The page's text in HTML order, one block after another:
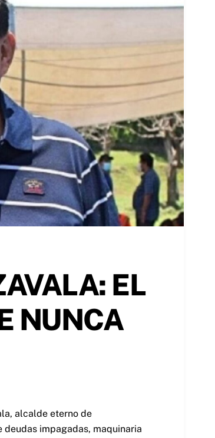
EL
NUNCA
alcalde eterno de
impagadas, maquinaria